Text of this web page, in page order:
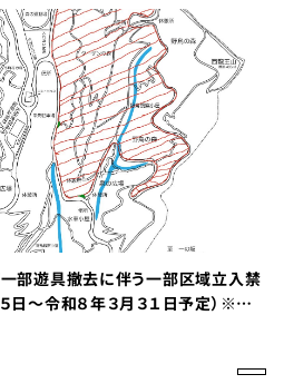
部遊具撤去に伴う一部区域立入禁
日～令和８年３月３１日予定）※重